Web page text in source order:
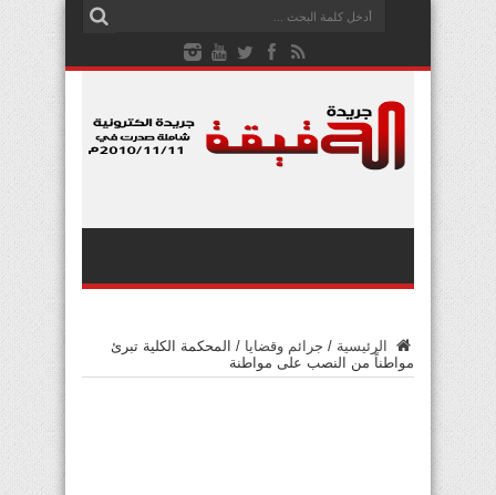
الرئيسية / جرائم وقضايا / المحكمة الكلية تبرئ
مواطناً من النصب على مواطنة